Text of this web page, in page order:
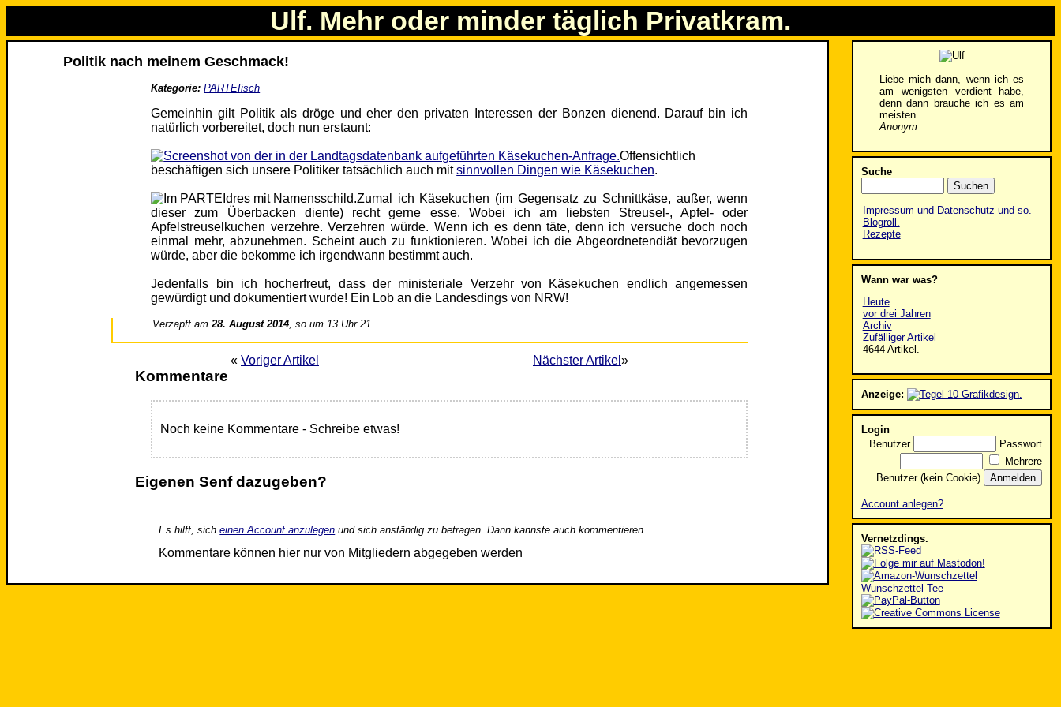
Ulf. Mehr oder minder täglich Privatkram.
Politik nach meinem Geschmack!
Kategorie: PARTEIisch
Gemeinhin gilt Politik als dröge und eher den privaten Interessen der Bonzen dienend. Darauf bin ich
natürlich vorbereitet, doch nun erstaunt:
Offensichtlich
beschäftigen sich unsere Politiker tatsächlich auch mitsinnvollen Dingen wie Käsekuchen.
Zumal ich Käsekuchen (im Gegensatz zu Schnittkäse, außer, wenn
dieser zum Überbacken diente) recht gerne esse. Wobei ich am liebsten Streusel-, Apfel- oder
Apfelstreuselkuchen verzehre. Verzehren würde. Wenn ich es denn täte, denn ich versuche doch noch
einmal mehr, abzunehmen. Scheint auch zu funktionieren. Wobei ich die Abgeordnetendiät bevorzugen
würde, aber die bekomme ich irgendwann bestimmt auch.
Jedenfalls bin ich hocherfreut, dass der ministeriale Verzehr von Käsekuchen endlich angemessen
gewürdigt und dokumentiert wurde! Ein Lob an die Landesdings von NRW!
Verzapft am28. August 2014, so um 13 Uhr 21
« Voriger Artikel Nächster Artikel »
Kommentare
Noch keine Kommentare - Schreibe etwas!
Eigenen Senf dazugeben?
Es hilft, sicheinen Account anzulegen und sich anständig zu betragen. Dann kannste auch kommentieren.
Kommentare können hier nur von Mitgliedern abgegeben werden
Liebe mich dann, wenn ich es
am wenigsten verdient habe,
denn dann brauche ich es am
meisten.
Anonym
Suche
Impressum und Datenschutz und so.
Blogroll.
Rezepte
Wann war was?
Heute
vor drei Jahren
Archiv
Zufälliger Artikel
4644 Artikel.
Anzeige:
Login
Benutzer
Passwort
Mehrere
Benutzer (kein Cookie)
Account anlegen?
Vernetzdings.
Wunschzettel Tee